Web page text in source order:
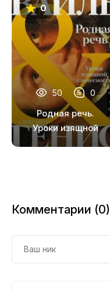
0
50 0
Родная речь.
Уроки изящной
словесности
Комментарии (0)